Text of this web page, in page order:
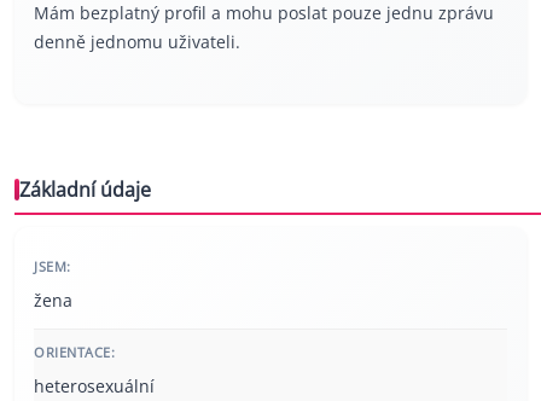
Mám bezplatný profil a mohu poslat pouze jednu zprávu
denně jednomu uživateli.
Základní údaje
JSEM:
žena
ORIENTACE:
heterosexuální